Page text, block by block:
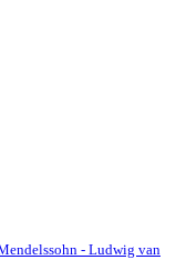
- Ludwig van